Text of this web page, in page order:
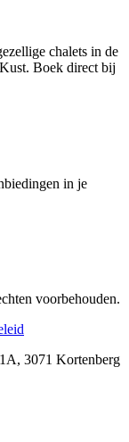
chalets in de
Boek direct bij
in je
voorbehouden.
3071 Kortenberg